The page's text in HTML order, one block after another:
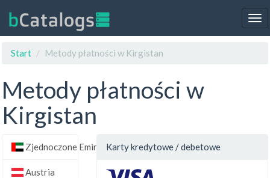
Start
Metody płatności w Kirgistan
Metody płatności w
Kirgistan
Zjednoczone Emiraty Arabskie
Austria
Karty kredytowe / debetowe